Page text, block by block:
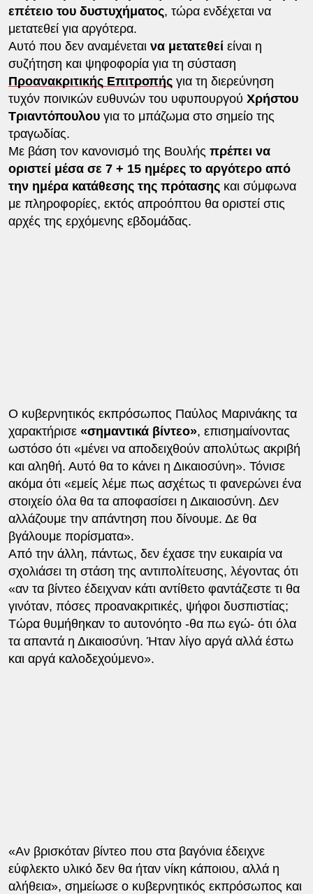
επέτειο του δυστυχήματος, τώρα ενδέχεται να
μετατεθεί για αργότερα.
Αυτό που δεν αναμένεται να μετατεθεί είναι η
συζήτηση και ψηφοφορία για τη σύσταση
Προανακριτικής Επιτροπήςγια τη διερεύνηση
τυχόν ποινικών ευθυνών του υφυπουργού Χρήστου
Τριαντόπουλουγια το μπάζωμα στο σημείο της
τραγωδίας.
Με βάση τον κανονισμό της Βουλής πρέπει να
οριστεί μέσα σε 7 + 15 ημέρες το αργότερο από
την ημέρα κατάθεσης της πρότασηςκαι σύμφωνα
με πληροφορίες, εκτός απροόπτου θα οριστεί στις
αρχές της ερχόμενης εβδομάδας.
Ο κυβερνητικός εκπρόσωπος Παύλος Μαρινάκης τα
χαρακτήρισε «σημαντικά βίντεο», επισημαίνοντας
ωστόσο ότι «μένει να αποδειχθούν απολύτως ακριβή
και αληθή. Αυτό θα το κάνει η Δικαιοσύνη». Τόνισε
ακόμα ότι «εμείς λέμε πως ασχέτως τι φανερώνει ένα
στοιχείο όλα θα τα αποφασίσει η Δικαιοσύνη. Δεν
αλλάζουμε την απάντηση που δίνουμε. Δε θα
βγάλουμε πορίσματα».
Από την άλλη, πάντως, δεν έχασε την ευκαιρία να
σχολιάσει τη στάση της αντιπολίτευσης, λέγοντας ότι
«αν τα βίντεο έδειχναν κάτι αντίθετο φαντάζεστε τι θα
γινόταν, πόσες προανακριτικές, ψήφοι δυσπιστίας;
Τώρα θυμήθηκαν το αυτονόητο -θα πω εγώ- ότι όλα
τα απαντά η Δικαιοσύνη. Ήταν λίγο αργά αλλά έστω
και αργά καλοδεχούμενο».
«Αν βρισκόταν βίντεο που στα βαγόνια έδειχνε
εύφλεκτο υλικό δεν θα ήταν νίκη κάποιου, αλλά η
αλήθεια», σημείωσε ο κυβερνητικός εκπρόσωπος και